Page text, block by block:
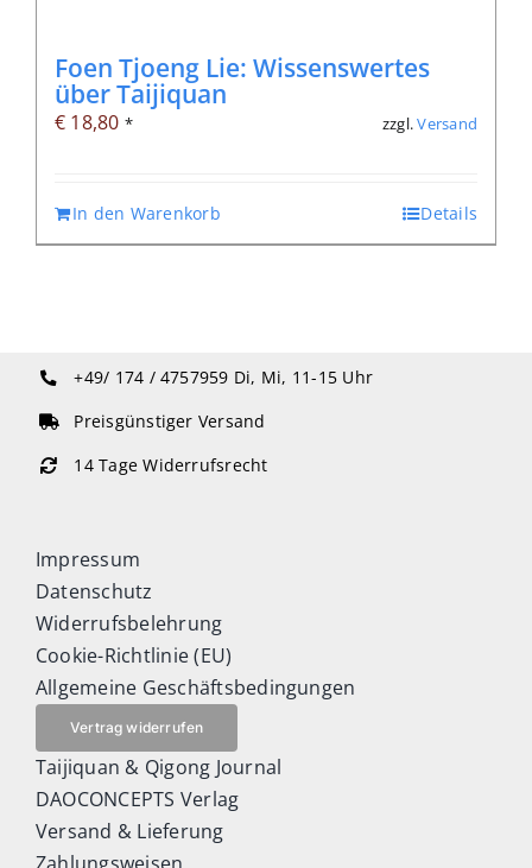
Foen Tjoeng Lie: Wissenswertes
über Taijiquan
€ 18,80 * zzgl.Versand
In den Warenkorb Details
+49/ 174 / 4757959 Di, Mi, 11-15 Uhr
Preisgünstiger Versand
14 Tage Widerrufsrecht
Impressum
Datenschutz
Widerrufsbelehrung
Cookie-Richtlinie (EU)
Allgemeine Geschäftsbedingungen
Vertrag widerrufen
Taijiquan & Qigong Journal
DAOCONCEPTS Verlag
Versand & Lieferung
Zahlungsweisen